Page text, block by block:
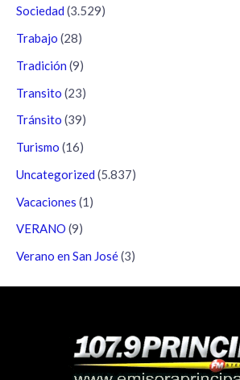
Sociedad (3.529)
Trabajo (28)
Tradición (9)
Transito (23)
Tránsito (39)
Turismo (16)
Uncategorized (5.837)
Vacaciones (1)
VERANO (9)
Verano en San José(3)